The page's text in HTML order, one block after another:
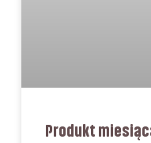
Produkt